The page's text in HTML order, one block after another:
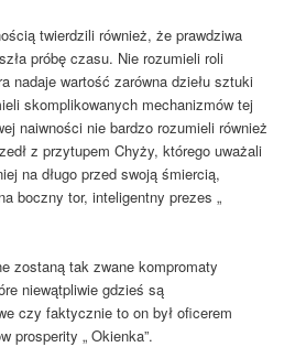
twierdzili również, że prawdziwa
próbę czasu. Nie rozumieli roli
nadaje wartość zarówna dziełu sztuki
skomplikowanych mechanizmów tej
naiwności nie bardzo rozumieli również
z przytupem Chyży, którego uważali
na długo przed swoją śmiercią,
boczny tor, inteligentny prezes „
zostaną tak zwane kompromaty
niewątpliwie gdzieś są
czy faktycznie to on był oficerem
prosperity „ Okienka”.